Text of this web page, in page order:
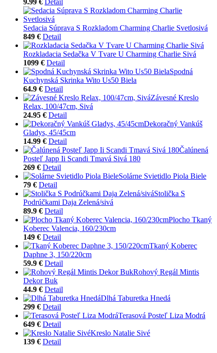
Sedacia Súprava S Rozkladom Charming Charlie Svetlosivá
849 € Detail
Rozkladacia Sedačka V Tvare U Charming Charlie Sivá
1099 € Detail
Spodná
Kuchynská Skrinka Wito Us50 Biela
64.9 € Detail
Závesné Kreslo
Relax, 100/47cm, Sivá
24.95 € Detail
Dekoračný Vankúš
Gladys, 45/45cm
14.99 € Detail
Čalúnená
Posteľ Japp Ii Scandi Tmavá Sivá 180
269 € Detail
Solárne Svietidlo Piola Biele
79 € Detail
Stolička S
Podrúčkami Daja Zelená/sivá
89.9 € Detail
Plocho Tkaný
Koberec Valencia, 160/230cm
149 € Detail
Tkaný Koberec
Daphne 3, 150/220cm
59.9 € Detail
Rohový Regál Mintis
Dekor Buk
44.9 € Detail
Dlhá Taburetka Hnedá
299 € Detail
Terasová Posteľ Liza Modrá
649 € Detail
Kreslo Natalie Sivé
139 € Detail